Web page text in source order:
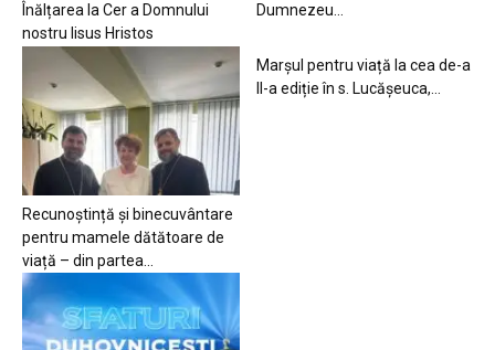
Înălțarea la Cer a Domnului
nostru Iisus Hristos
Dumnezeu…
Recunoștință și binecuvântare
pentru mamele dătătoare de
viață – din partea...
Marșul pentru viață la cea de-a
II-a ediție în s. Lucășeuca,...